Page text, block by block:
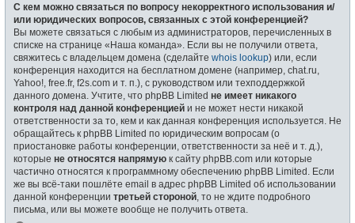
С кем можно связаться по вопросу некорректного использования и/
или юридических вопросов, связанных с этой конференцией?
Вы можете связаться с любым из администраторов, перечисленных в
списке на странице «Наша команда». Если вы не получили ответа,
свяжитесь с владельцем домена (сделайте whois lookup) или, если
конференция находится на бесплатном домене (например, chat.ru,
Yahoo!, free.fr, f2s.com и т. п.), с руководством или техподдержкой
данного домена. Учтите, что phpBB Limited не имеет никакого
контроля над данной конференцией и не может нести никакой
ответственности за то, кем и как данная конференция используется. Не
обращайтесь к phpBB Limited по юридическим вопросам (о
приостановке работы конференции, ответственности за неё и т. д.),
которые не относятся напрямую к сайту phpBB.com или которые
частично относятся к программному обеспечению phpBB Limited. Если
же вы всё-таки пошлёте email в адрес phpBB Limited об использовании
данной конференции третьей стороной , то не ждите подробного
письма, или вы можете вообще не получить ответа.